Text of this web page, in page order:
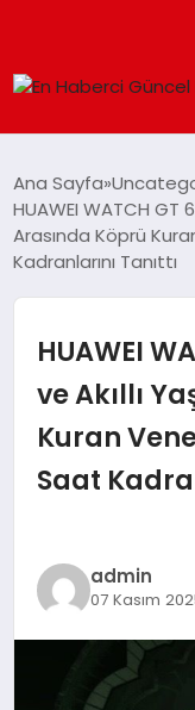
SPOR
TEKNOLOJI
MAGAZIN
DÜNYA
EĞITIM
Ana Sayfa
HUAWEI WATCH GT
Arasında Köprü
Kadranlarını Tanıttı
HUAWEI
ve Akıllı
Kuran
Saat
admin
07 Kasım